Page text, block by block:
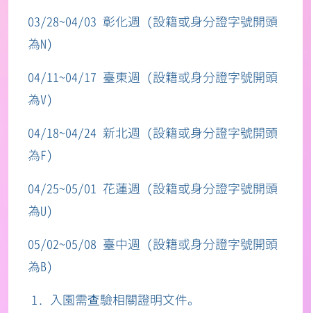
03/28~04/03 彰化週 (設籍或身分證字號開頭
為N)
04/11~04/17 臺東週 (設籍或身分證字號開頭
為V)
04/18~04/24 新北週 (設籍或身分證字號開頭
為F)
04/25~05/01 花蓮週 (設籍或身分證字號開頭
為U)
05/02~05/08 臺中週 (設籍或身分證字號開頭
為B)
入園需查驗相關證明文件。